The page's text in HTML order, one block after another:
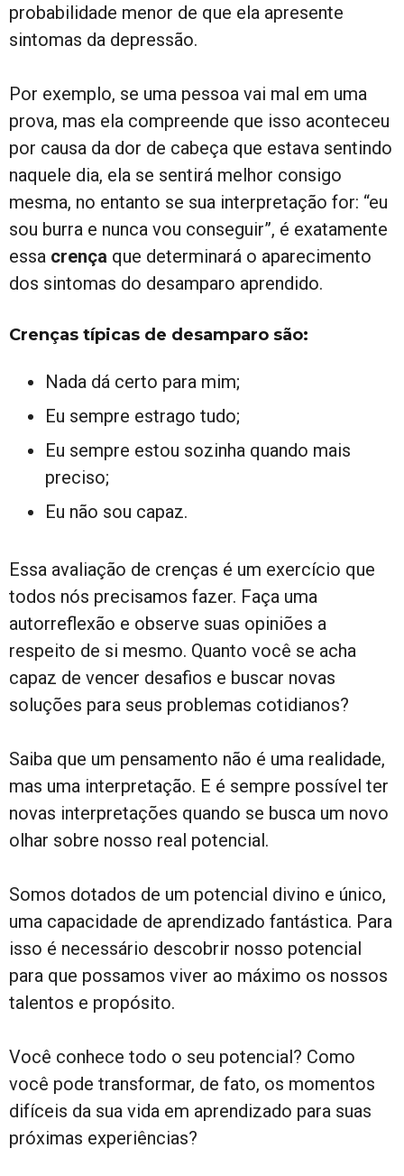
probabilidade menor de que ela apresente
sintomas da depressão.
Por exemplo, se uma pessoa vai mal em uma
prova, mas ela compreende que isso aconteceu
por causa da dor de cabeça que estava sentindo
naquele dia, ela se sentirá melhor consigo
mesma, no entanto se sua interpretação for: “eu
sou burra e nunca vou conseguir”, é exatamente
essa crença que determinará o aparecimento
dos sintomas do desamparo aprendido.
Crenças típicas de desamparo são:
Nada dá certo para mim;
Eu sempre estrago tudo;
Eu sempre estou sozinha quando mais
preciso;
Eu não sou capaz.
Essa avaliação de crenças é um exercício que
todos nós precisamos fazer. Faça uma
autorreflexão e observe suas opiniões a
respeito de si mesmo. Quanto você se acha
capaz de vencer desafios e buscar novas
soluções para seus problemas cotidianos?
Saiba que um pensamento não é uma realidade,
mas uma interpretação. E é sempre possível ter
novas interpretações quando se busca um novo
olhar sobre nosso real potencial.
Somos dotados de um potencial divino e único,
uma capacidade de aprendizado fantástica. Para
isso é necessário descobrir nosso potencial
para que possamos viver ao máximo os nossos
talentos e propósito.
Você conhece todo o seu potencial? Como
você pode transformar, de fato, os momentos
difíceis da sua vida em aprendizado para suas
próximas experiências?